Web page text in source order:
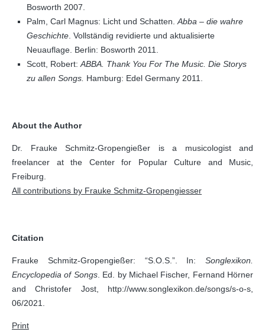
Bosworth 2007.
Palm, Carl Magnus: Licht und Schatten. Abba – die wahre
Geschichte . Vollständig revidierte und aktualisierte
Neuauflage. Berlin: Bosworth 2011.
Scott, Robert: ABBA. Thank You For The Music. Die Storys
zu allen Songs. Hamburg: Edel Germany 2011.
About the Author
Dr. Frauke Schmitz-Gropengießer is a musicologist and
freelancer at the Center for Popular Culture and Music,
Freiburg.
All contributions by Frauke Schmitz-Gropengiesser
Citation
Frauke Schmitz-Gropengießer: “S.O.S.”. In: Songlexikon.
Encyclopedia of Songs. Ed. by Michael Fischer, Fernand Hörner
and Christofer Jost, http://www.songlexikon.de/songs/s-o-s,
06/2021.
Print